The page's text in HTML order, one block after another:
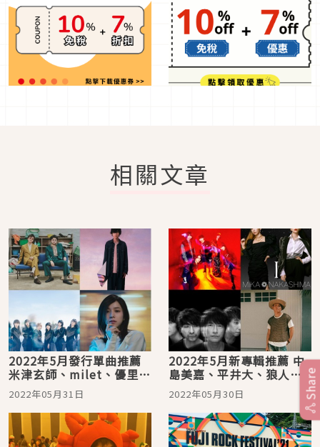
相關文章
2022年5月發行單曲推薦
米津玄師、milet、優里、
東京事變新歌別錯過！
2022年05月31日
2022年5月新專輯推薦 中
島美嘉、平井大、狼人樂
團、キタニタツヤ新作上
線啦！
2022年05月30日 Share